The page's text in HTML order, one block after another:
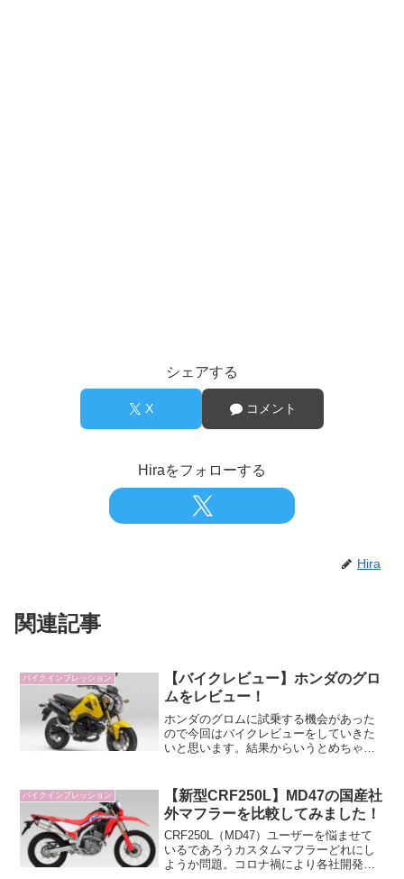
シェアする
X コメント
Hiraをフォローする
Hira
関連記事
バイクインプレッション
【バイクレビュー】ホンダのグロ
ムをレビュー！
ホンダのグロムに試乗する機会があった
ので今回はバイクレビューをしていきた
いと思います。結果からいうとめちゃく
バイクインプレッション
【新型CRF250L】MD47の国産社
外マフラーを比較してみました！
CRF250L（MD47）ユーザーを悩ませて
いるであろうカスタムマフラーどれにし
ようか問題。コロナ禍により各社開発、